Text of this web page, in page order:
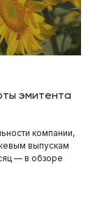
эмитента
компании,
выпускам
— в обзоре